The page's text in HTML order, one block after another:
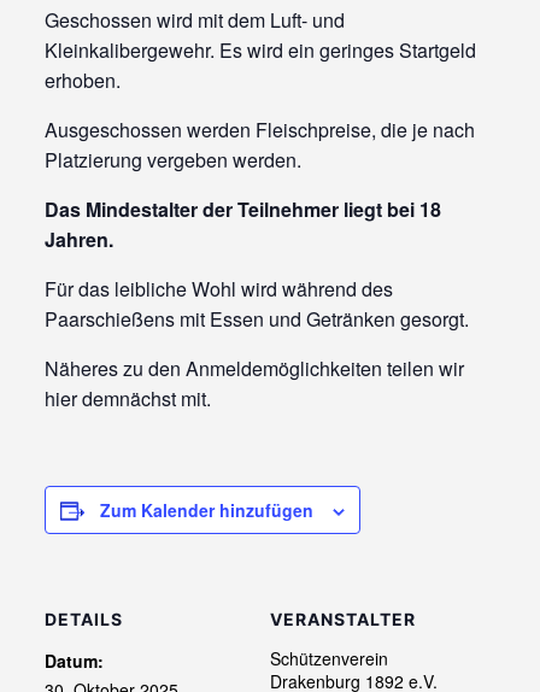
Geschossen wird mit dem Luft- und
Kleinkalibergewehr. Es wird ein geringes Startgeld
erhoben.
Ausgeschossen werden Fleischpreise, die je nach
Platzierung vergeben werden.
Das Mindestalter der Teilnehmer liegt bei 18
Jahren.
Für das leibliche Wohl wird während des
Paarschießens mit Essen und Getränken gesorgt.
Näheres zu den Anmeldemöglichkeiten teilen wir
hier demnächst mit.
Zum Kalender hinzufügen
DETAILS
Datum:
VERANSTALTER
Schützenverein
Drakenburg 1892 e.V.